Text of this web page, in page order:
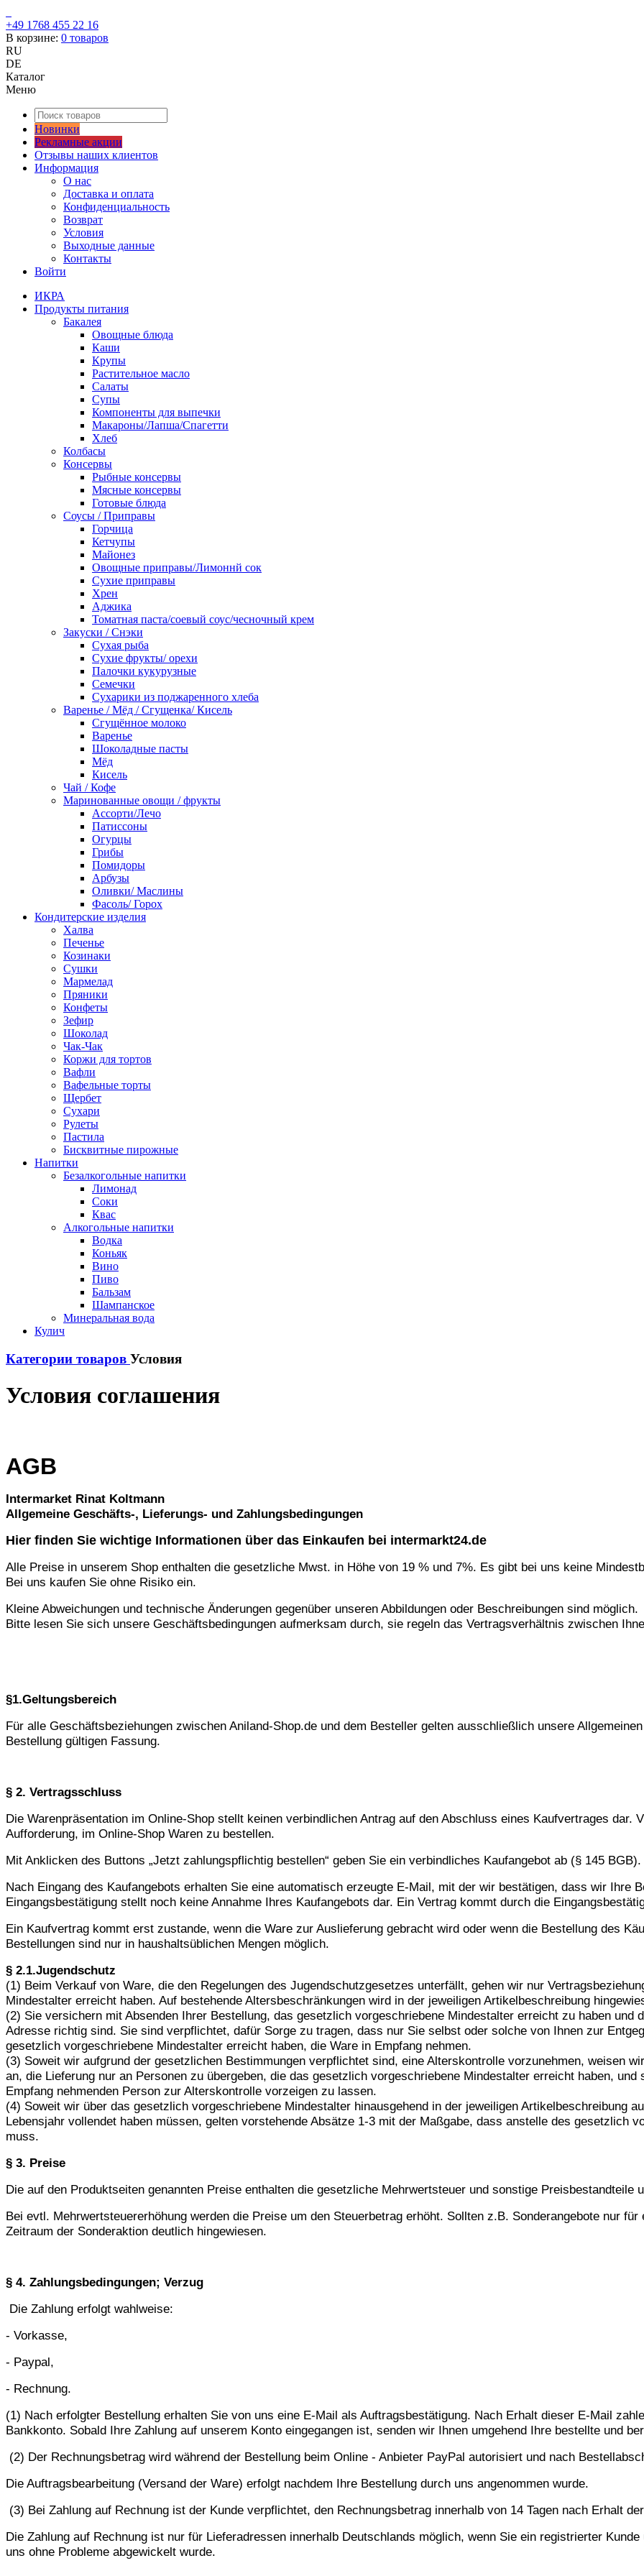
+49 1768 455 22 16
В корзине: 0 товаров
RU
DE
Каталог
Меню
Новинки
Рекламные акции
Отзывы наших клиентов
Информация
О нас
Доставка и оплата
Конфиденциальность
Возврат
Условия
Выходные данные
Контакты
Войти
ИКРА
Продукты питания
Бакалея
Овощные блюда
Каши
Крупы
Растительное масло
Салаты
Супы
Компоненты для выпечки
Макароны/Лапша/Спагетти
Хлеб
Колбасы
Консервы
Рыбные консервы
Мясные консервы
Готовые блюда
Соусы / Приправы
Горчица
Кетчупы
Майонез
Овощные приправы/Лимоннй сок
Сухие приправы
Хрен
Аджика
Томатная паста/соевый соус/чесночный крем
Закуски / Снэки
Сухая рыба
Сухие фрукты/ орехи
Палочки кукурузные
Семечки
Сухарики из поджаренного хлеба
Варенье / Мёд / Сгущенка/ Кисель
Сгущённое молоко
Варенье
Шоколадные пасты
Мёд
Кисель
Чай / Кофе
Маринованные овощи / фрукты
Ассорти/Лечо
Патиссоны
Огурцы
Грибы
Помидоры
Арбузы
Оливки/ Маслины
Фасоль/ Горох
Кондитерские изделия
Халва
Печенье
Козинаки
Сушки
Мармелад
Пряники
Конфеты
Зефир
Шоколад
Чак-Чак
Коржи для тортов
Вафли
Вафельные торты
Щербет
Сухари
Рулеты
Пастила
Бисквитные пирожные
Напитки
Безалкогольные напитки
Лимонад
Соки
Квас
Алкогольные напитки
Водка
Коньяк
Вино
Пиво
Бальзам
Шампанское
Минеральная вода
Кулич
Категории товаров Условия
Условия соглашения
AGB
Intermarket Rinat Koltmann
Allgemeine Geschäfts-, Lieferungs- und Zahlungsbedingungen
Hier finden Sie wichtige Informationen über das Einkaufen bei intermarkt24.de
Alle Preise in unserem Shop enthalten die gesetzliche Mwst. in Höhe von 19 % und 7%. Es gibt bei uns keine
Bei uns kaufen Sie ohne Risiko ein.
Kleine Abweichungen und technische Änderungen gegenüber unseren Abbildungen oder Beschreibungen sind möglich.
Bitte lesen Sie sich unsere Geschäftsbedingungen aufmerksam durch, sie regeln das Vertragsverhältnis zwischen
§1.Geltungsbereich
Für alle Geschäftsbeziehungen zwischen Aniland-Shop.de und dem Besteller gelten ausschließlich unsere
Bestellung gültigen Fassung.
§ 2. Vertragsschluss
Die Warenpräsentation im Online-Shop stellt keinen verbindlichen Antrag auf den Abschluss eines Kaufvertrages dar.
Aufforderung, im Online-Shop Waren zu bestellen.
Mit Anklicken des Buttons „Jetzt zahlungspflichtig bestellen“ geben Sie ein verbindliches Kaufangebot ab (§ 145 BGB).
Nach Eingang des Kaufangebots erhalten Sie eine automatisch erzeugte E-Mail, mit der wir bestätigen, dass wir Ihre
Eingangsbestätigung stellt noch keine Annahme Ihres Kaufangebots dar. Ein Vertrag kommt durch die
Ein Kaufvertrag kommt erst zustande, wenn die Ware zur Auslieferung gebracht wird oder wenn die Bestellung des
Bestellungen sind nur in haushaltsüblichen Mengen möglich.
§ 2.1.Jugendschutz
(1) Beim Verkauf von Ware, die den Regelungen des Jugendschutzgesetzes unterfällt, gehen wir nur
Mindestalter erreicht haben. Auf bestehende Altersbeschränkungen wird in der jeweiligen Artikelbeschreibung
(2) Sie versichern mit Absenden Ihrer Bestellung, das gesetzlich vorgeschriebene Mindestalter erreicht zu haben und
Adresse richtig sind. Sie sind verpflichtet, dafür Sorge zu tragen, dass nur Sie selbst oder solche von Ihnen zur
gesetzlich vorgeschriebene Mindestalter erreicht haben, die Ware in Empfang nehmen.
(3) Soweit wir aufgrund der gesetzlichen Bestimmungen verpflichtet sind, eine Alterskontrolle vorzunehmen, weisen
an, die Lieferung nur an Personen zu übergeben, die das gesetzlich vorgeschriebene Mindestalter erreicht haben,
Empfang nehmenden Person zur Alterskontrolle vorzeigen zu lassen.
(4) Soweit wir über das gesetzlich vorgeschriebene Mindestalter hinausgehend in der jeweiligen Artikelbeschreibung
Lebensjahr vollendet haben müssen, gelten vorstehende Absätze 1-3 mit der Maßgabe, dass anstelle des gesetzlich
muss.
§ 3. Preise
Die auf den Produktseiten genannten Preise enthalten die gesetzliche Mehrwertsteuer und sonstige
Bei evtl. Mehrwertsteuererhöhung werden die Preise um den Steuerbetrag erhöht. Sollten z.B. Sonderangebote nur
Zeitraum der Sonderaktion deutlich hingewiesen.
§ 4. Zahlungsbedingungen; Verzug
Die Zahlung erfolgt wahlweise:
- Vorkasse,
- Paypal,
- Rechnung.
(1) Nach erfolgter Bestellung erhalten Sie von uns eine E-Mail als Auftragsbestätigung. Nach Erhalt dieser E-Mail
Bankkonto. Sobald Ihre Zahlung auf unserem Konto eingegangen ist, senden wir Ihnen umgehend Ihre bestellte und
(2) Der Rechnungsbetrag wird während der Bestellung beim Online - Anbieter PayPal autorisiert und nach
Die Auftragsbearbeitung (Versand der Ware) erfolgt nachdem Ihre Bestellung durch uns angenommen wurde.
(3) Bei Zahlung auf Rechnung ist der Kunde verpflichtet, den Rechnungsbetrag innerhalb von 14 Tagen nach Erhalt
Die Zahlung auf Rechnung ist nur für Lieferadressen innerhalb Deutschlands möglich, wenn Sie ein registrierter
uns ohne Probleme abgewickelt wurde.